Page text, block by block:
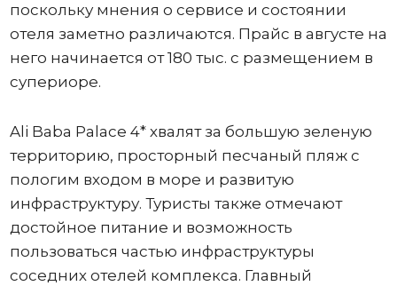
поскольку мнения о сервисе и состоянии
отеля заметно различаются. Прайс в августе на
него начинается от 180 тыс. с размещением в
супериоре.
Ali Baba Palace 4* хвалят за большую зеленую
территорию, просторный песчаный пляж с
пологим входом в море и развитую
инфраструктуру. Туристы также отмечают
достойное питание и возможность
пользоваться частью инфраструктуры
соседних отелей комплекса. Главный